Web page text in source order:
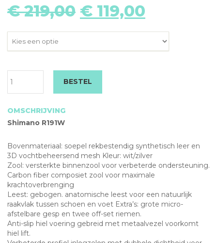
€219,00 Oorspronkelijke
prijs
was:
€ 119,00prijs
is:
€ 119,00.
R191W
Raceschoen
aantal
BESTEL
OMSCHRIJVING
Shimano R191W
Bovenmateriaal: soepel rekbestendig synthetisch leer en
3D vochtbeheersend mesh Kleur: wit/zilver
Zool: versterkte binnenzool voor verbeterde ondersteuning.
Carbon fiber composiet zool voor maximale
krachtoverbrenging
Leest: gebogen. anatomische leest voor een natuurlijk
raakvlak tussen schoen en voet Extra’s: grote micro-
afstelbare gesp en twee off-set riemen.
Anti-slip hiel voering gebreid met metaalvezel voorkomt
hiel lift.